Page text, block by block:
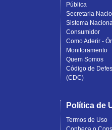
Pública
Secretaria
Sistema
Consumidor
Como Aderir -
Monitoramento
Quem Somos
Código de
(CDC)
Política de
Termos de Uso